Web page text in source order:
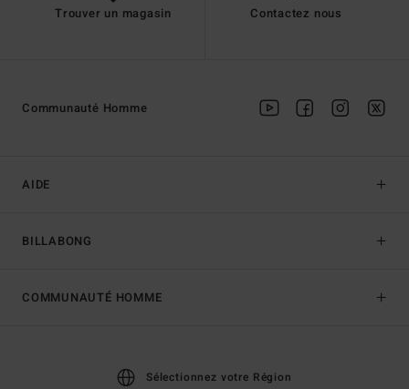
Trouver un magasin Contactez nous
AIDE
BILLABONG
Communauté Homme
COMMUNAUTÉ HOMME
Sélectionnez votre Région